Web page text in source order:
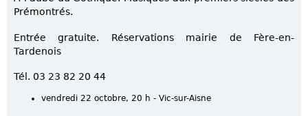
Prémontrés.
Entrée gratuite. Réservations mairie de Fère-en-
Tardenois
Tél. 03 23 82 20 44
vendredi 22 octobre, 20 h - Vic-sur-Aisne